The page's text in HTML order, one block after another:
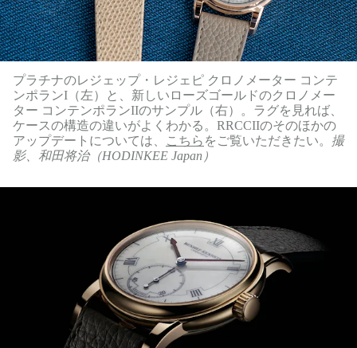
プラチナのレジェップ・レジェピ クロノメーター コンテ
ンポランI（左）と、新しいローズゴールドのクロノメー
ター コンテンポランIIのサンプル（右）。ラグを見れば、
ケースの構造の違いがよくわかる。RRCCIIのそのほかの
アップデートについては、
こちら をご覧いただきたい。 撮
影、和田将治（HODINKEE Japan）